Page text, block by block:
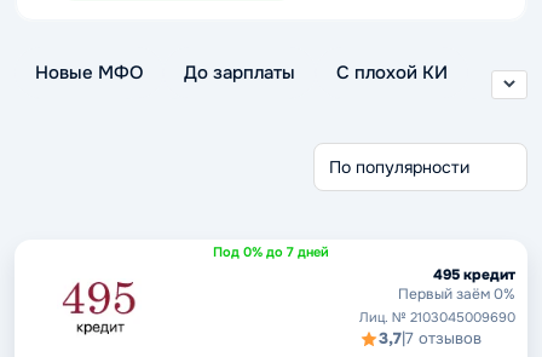
Новые МФО До зарплаты С плохой КИ
Срочные займы
Под 0% до 7 дней
495 кредит
Первый заём 0%
Лиц. № 2103045009690
3,7|7 отзывов